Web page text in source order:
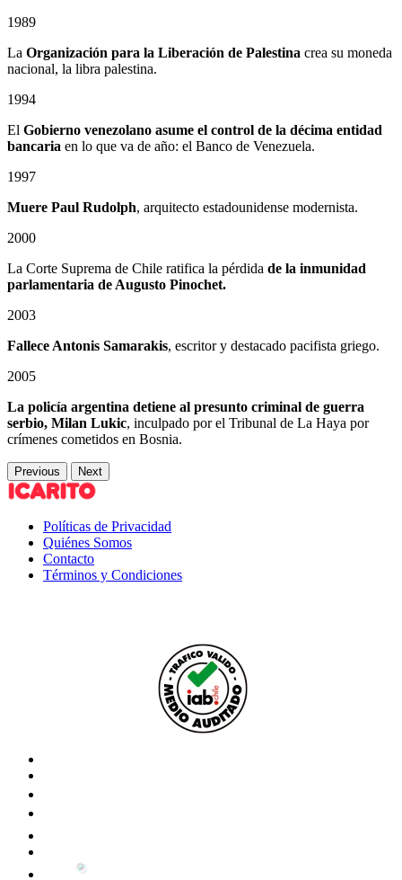
1989
La Organización para la Liberación de Palestina crea su moneda
nacional, la libra palestina.
1994
El Gobierno venezolano asume el control de la décima entidad
bancaria en lo que va de año: el Banco de Venezuela.
1997
Muere Paul Rudolph, arquitecto estadounidense modernista.
2000
La Corte Suprema de Chile ratifica la pérdida de la inmunidad
parlamentaria de Augusto Pinochet.
2003
Fallece Antonis Samarakis, escritor y destacado pacifista griego.
2005
La policía argentina detiene al presunto criminal de guerra
serbio, Milan Lukic, inculpado por el Tribunal de La Haya por
crímenes cometidos en Bosnia.
Previous Next
Políticas de Privacidad
Quiénes Somos
Contacto
Términos y Condiciones